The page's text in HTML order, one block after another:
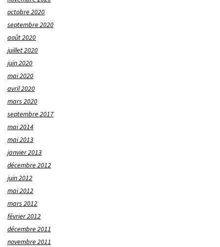
octobre 2020
septembre 2020
août 2020
juillet 2020
juin 2020
mai 2020
avril 2020
mars 2020
septembre 2017
mai 2014
mai 2013
janvier 2013
décembre 2012
juin 2012
mai 2012
mars 2012
février 2012
décembre 2011
novembre 2011